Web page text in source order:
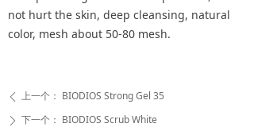
ꄴ 上一个： BIODIOS Strong Gel 35
ꄲ 下一个： BIODIOS Scrub White
not hurt the skin, deep cleansing, natural
color, mesh about 50-80 mesh.